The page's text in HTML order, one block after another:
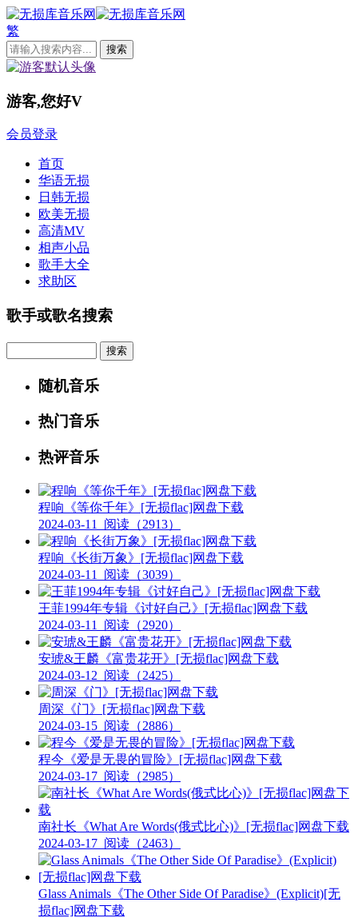
繁
游客,您好V
会员登录
首页
华语无损
日韩无损
欧美无损
高清MV
相声小品
歌手大全
求助区
歌手或歌名搜索
随机音乐
热门音乐
热评音乐
程响《等你千年》[无损flac]网盘下载
2024-03-11
阅读（2913）
程响《长街万象》[无损flac]网盘下载
2024-03-11
阅读（3039）
王菲1994年专辑《讨好自己》[无损flac]网盘下载
2024-03-11
阅读（2920）
安琥&王麟《富贵花开》[无损flac]网盘下载
2024-03-12 阅读（2425）
周深《门》[无损flac]网盘下载
2024-03-15 阅读（2886）
程今《爱是无畏的冒险》[无损flac]网盘下载
2024-03-17 阅读（2985）
南社长《What Are Words(俄式比心)》[无损flac]网盘下载
2024-03-17 阅读（2463）
Glass Animals《The Other Side Of Paradise》(Explicit)[无
损flac]网盘下载